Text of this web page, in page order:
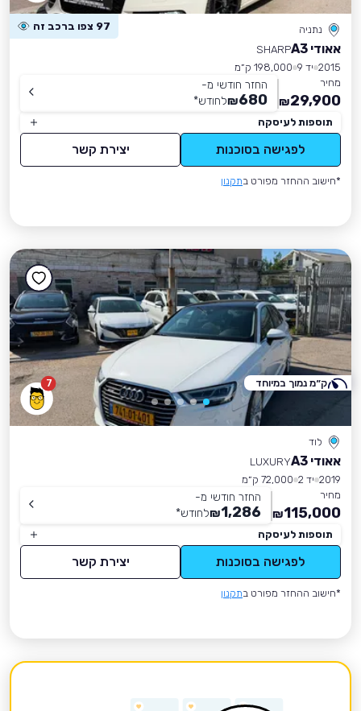
נתניה 97 צפו ברכב זה
אאודי A3
SHARP
2015 יד 9
198,000 ק״מ
מחיר
29,900
₪
החזר חודשי מ-
680
₪לחודש*
תוספות לעיסקה
לפגישה בסוכנות יצירת קשר
*חישוב ההחזר מפורט בתקנון
7
לוד
אאודי A3
LUXURY
2019 יד 2
72,000 ק״מ
מחיר
115,000
₪
החזר חודשי מ-
1,286
₪לחודש*
תוספות לעיסקה
לפגישה בסוכנות יצירת קשר
*חישוב ההחזר מפורט בתקנון
ק״מ נמוך במיוחד